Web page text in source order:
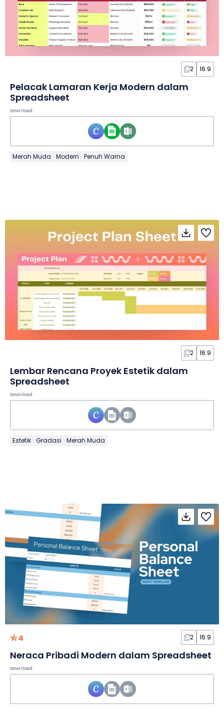
2 16:9
Pelacak Lamaran Kerja Modern dalam
Spreadsheet
Download
Merah Muda Modern Penuh Warna
2 16:9
Lembar Rencana Proyek Estetik dalam
Spreadsheet
Download
Estetik Gradasi Merah Muda
4 2 16:9
Neraca Pribadi Modern dalam Spreadsheet
Download